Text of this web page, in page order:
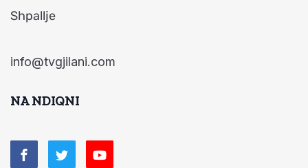
Shpallje
info@tvgjilani.com
NA NDIQNI